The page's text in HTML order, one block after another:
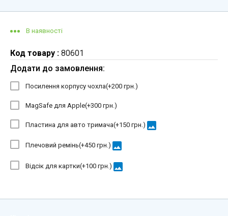
В наявності
Код товару : 80601
Додати до замовлення:
Посилення корпусу чохла(+200 грн.)
MagSafe для Apple(+300 грн.)
Пластина для авто тримача(+150 грн.) image
Плечовий ремінь(+450 грн.) image
Відсік для картки(+100 грн.) image